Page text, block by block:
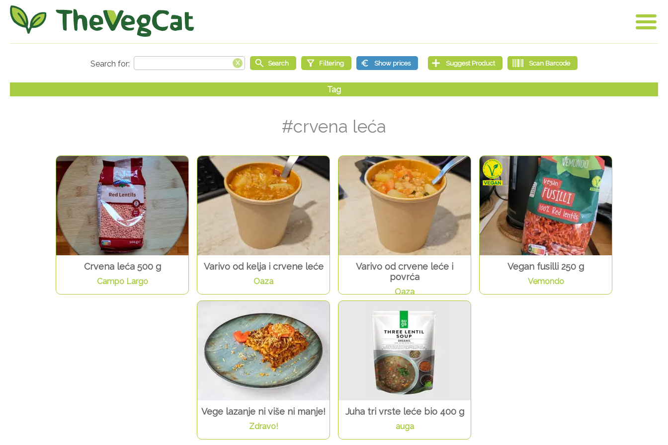
#crvena leća
Crvena leća 500 g
Campo Largo
Varivo od kelja i crvene leće
Oaza
Varivo od crvene leće i
povrća
Oaza
Vegan fusilli 250 g
Vemondo
Vege lazanje ni više ni manje!
Zdravo!
Juha tri vrste leće bio 400 g
auga